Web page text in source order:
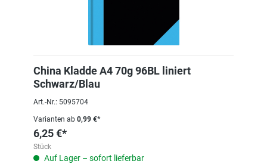
China Kladde A4 70g 96BL liniert
Schwarz/Blau
Art.-Nr.: 5095704
Varianten ab 0,99 €*
6,25 €*
Stück
Auf Lager – sofort lieferbar